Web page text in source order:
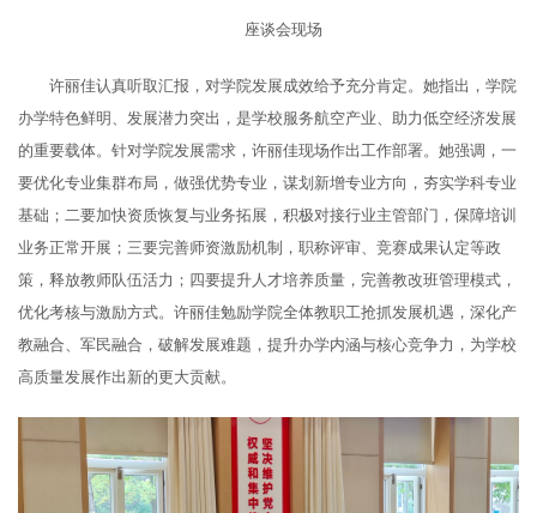
座谈会现场
许丽佳认真听取汇报，对学院发展成效给予充分肯定。她指出，学院
办学特色鲜明、发展潜力突出，是学校服务航空产业、助力低空经济发展
的重要载体。针对学院发展需求，许丽佳现场作出工作部署。她强调，一
要优化专业集群布局，做强优势专业，谋划新增专业方向，夯实学科专业
基础；二要加快资质恢复与业务拓展，积极对接行业主管部门，保障培训
业务正常开展；三要完善师资激励机制，职称评审、竞赛成果认定等政
策，释放教师队伍活力；四要提升人才培养质量，完善教改班管理模式，
优化考核与激励方式。许丽佳勉励学院全体教职工抢抓发展机遇，深化产
教融合、军民融合，破解发展难题，提升办学内涵与核心竞争力，为学校
高质量发展作出新的更大贡献。